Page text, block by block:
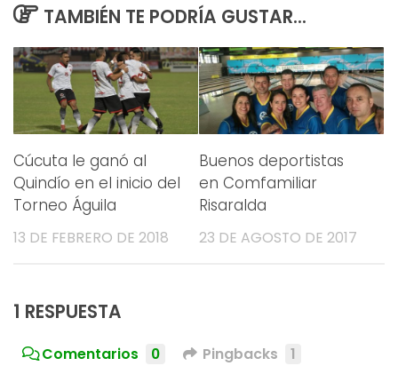
TAMBIÉN TE PODRÍA GUSTAR...
Cúcuta le ganó al
Quindío en el inicio del
Torneo Águila
13 DE FEBRERO DE 2018
Buenos deportistas
en Comfamiliar
Risaralda
23 DE AGOSTO DE 2017
1 RESPUESTA
Comentarios 0 Pingbacks 1